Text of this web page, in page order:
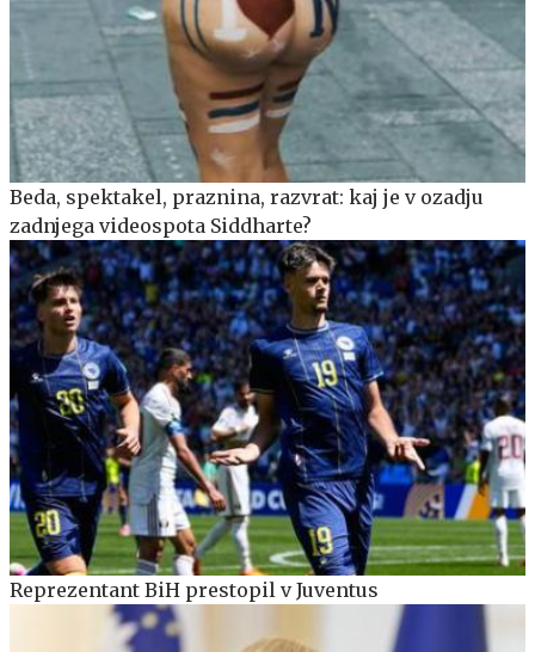
Beda, spektakel, praznina, razvrat: kaj je v ozadju
zadnjega videospota Siddharte?
Reprezentant BiH prestopil v Juventus